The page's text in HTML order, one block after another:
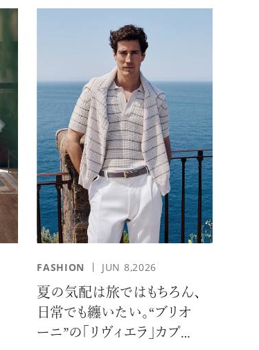
FASHION JUN 8,2026
夏の気配は旅ではもちろん、
日常でも纏いたい。“ブリオ
ーニ”の「リヴィエラ」カプセ